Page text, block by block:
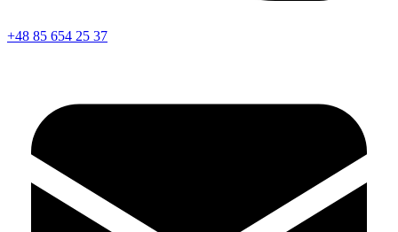
+48 85 654 25 37